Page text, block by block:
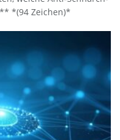
*(94 Zeichen)*